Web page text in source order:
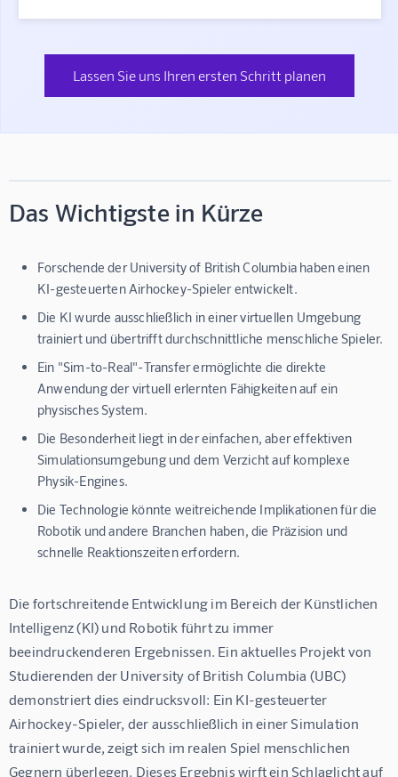
Lassen Sie uns Ihren ersten Schritt planen
Das Wichtigste in Kürze
Forschende der University of British Columbia haben einen
KI-gesteuerten Airhockey-Spieler entwickelt.
Die KI wurde ausschließlich in einer virtuellen Umgebung
trainiert und übertrifft durchschnittliche menschliche Spieler.
Ein "Sim-to-Real"-Transfer ermöglichte die direkte
Anwendung der virtuell erlernten Fähigkeiten auf ein
physisches System.
Die Besonderheit liegt in der einfachen, aber effektiven
Simulationsumgebung und dem Verzicht auf komplexe
Physik-Engines.
Die Technologie könnte weitreichende Implikationen für die
Robotik und andere Branchen haben, die Präzision und
schnelle Reaktionszeiten erfordern.
Die fortschreitende Entwicklung im Bereich der Künstlichen
Intelligenz (KI) und Robotik führt zu immer
beeindruckenderen Ergebnissen. Ein aktuelles Projekt von
Studierenden der University of British Columbia (UBC)
demonstriert dies eindrucksvoll: Ein KI-gesteuerter
Airhockey-Spieler, der ausschließlich in einer Simulation
trainiert wurde, zeigt sich im realen Spiel menschlichen
Gegnern überlegen. Dieses Ergebnis wirft ein Schlaglicht auf